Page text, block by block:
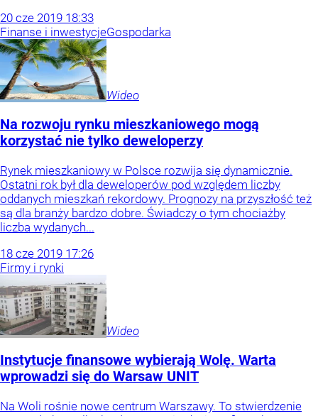
20 cze 2019 18:33
Finanse i inwestycjeGospodarka
Wideo
Na rozwoju rynku mieszkaniowego mogą
korzystać nie tylko deweloperzy
Rynek mieszkaniowy w Polsce rozwija się dynamicznie.
Ostatni rok był dla deweloperów pod względem liczby
oddanych mieszkań rekordowy. Prognozy na przyszłość też
są dla branży bardzo dobre. Świadczy o tym chociażby
liczba wydanych...
18 cze 2019 17:26
Firmy i rynki
Wideo
Instytucje finansowe wybierają Wolę. Warta
wprowadzi się do Warsaw UNIT
Na Woli rośnie nowe centrum Warszawy. To stwierdzenie